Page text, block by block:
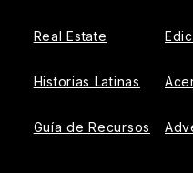
Real Estate
Historias Latinas
Guía de Recursos